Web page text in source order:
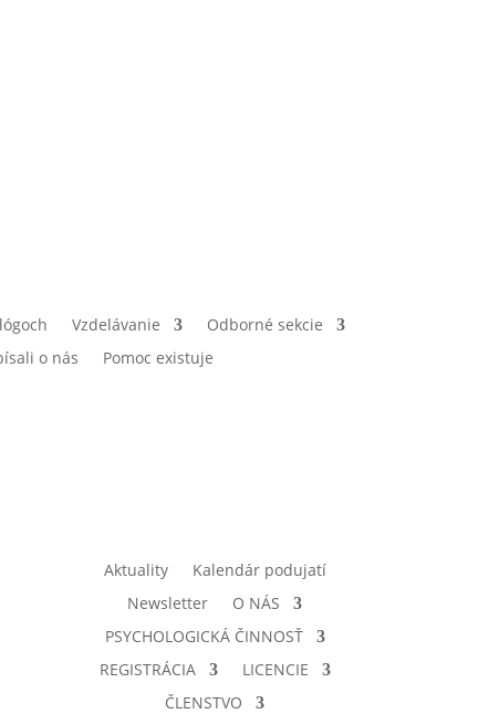
Vzdelávanie
Odborné sekcie
o nás Pomoc existuje
Aktuality
Kalendár podujatí
Newsletter
O NÁS
PSYCHOLOGICKÁ ČINNOSŤ
REGISTRÁCIA
LICENCIE
ČLENSTVO